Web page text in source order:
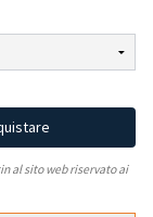
al sito web riservato ai